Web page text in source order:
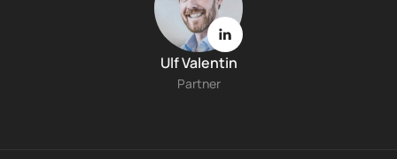
Ulf Valentin
Partner